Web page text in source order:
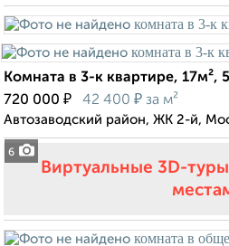
6
Комната в 3-к квартире, 17м²,
720 000 ₽ 42 400 ₽ за м²
Автозаводский район, ЖК 2-й,
Виртуальные 3D-